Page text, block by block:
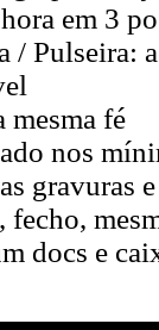
em 3
/ Pulseira:
mesma fé
nos
gravuras
fecho,
docs e